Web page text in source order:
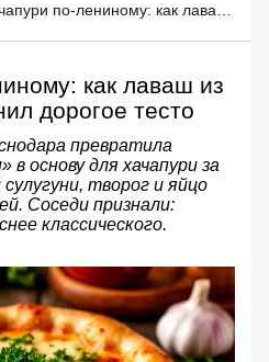
Хачапури по-лениному: как лаваш из Пятерочки заменил дорогое тесто
как лаваш из
дорогое тесто
превратила
в основу для хачапури за
творог и яйцо
Соседи признали:
классического.